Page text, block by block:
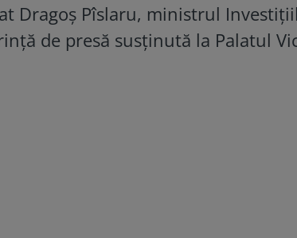
Dragoș Pîslaru, ministrul
de presă susținută la Palatul